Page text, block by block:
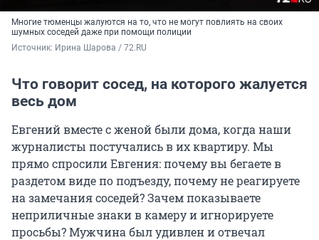
Многие тюменцы жалуются на то, что не могут повлиять на своих
шумных соседей даже при помощи полиции
Источник: Ирина Шарова / 72.RU
Что говорит сосед, на которого жалуется
весь дом
Евгений вместе с женой были дома, когда наши
журналисты постучались в их квартиру. Мы
прямо спросили Евгения: почему вы бегаете в
раздетом виде по подъезду, почему не реагируете
на замечания соседей? Зачем показываете
неприличные знаки в камеру и игнорируете
просьбы? Мужчина был удивлен и отвечал